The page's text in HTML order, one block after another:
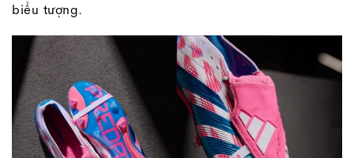
biểu tượng.